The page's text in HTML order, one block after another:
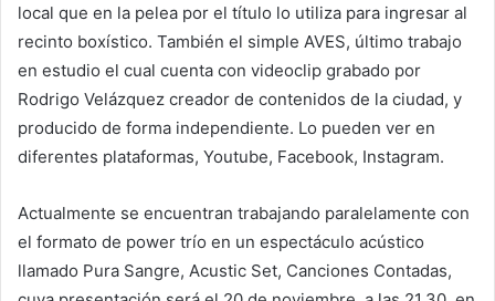
local que en la pelea por el título lo utiliza para ingresar al
recinto boxístico. También el simple AVES, último trabajo
en estudio el cual cuenta con videoclip grabado por
Rodrigo Velázquez creador de contenidos de la ciudad, y
producido de forma independiente. Lo pueden ver en
diferentes plataformas, Youtube, Facebook, Instagram.
Actualmente se encuentran trabajando paralelamente con
el formato de power trío en un espectáculo acústico
llamado Pura Sangre, Acustic Set, Canciones Contadas,